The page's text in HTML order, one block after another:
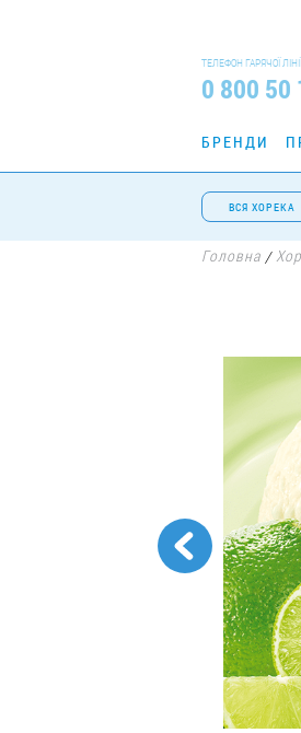
ТЕЛЕФОН ГАРЯЧОЇ ЛІНІЇ
0 800 50
БРЕНДИ
ВСЯ ХОРЕКА
Головна /